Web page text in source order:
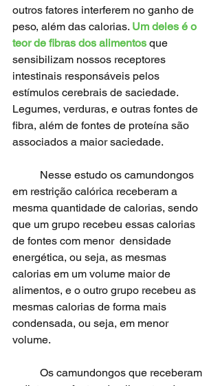
outros fatores interferem no ganho de
peso, além das calorias. Um deles é o
teor de fibras dos alimentos que
sensibilizam nossos receptores
intestinais responsáveis pelos
estímulos cerebrais de saciedade.
Legumes, verduras, e outras fontes de
fibra, além de fontes de proteína são
associados a maior saciedade.
em restrição calórica receberam a
mesma quantidade de calorias, sendo
que um grupo recebeu essas calorias
de fontes com menor  densidade
energética, ou seja, as mesmas
calorias em um volume maior de
alimentos, e o outro grupo recebeu as
mesmas calorias de forma mais
condensada, ou seja, em menor
volume.